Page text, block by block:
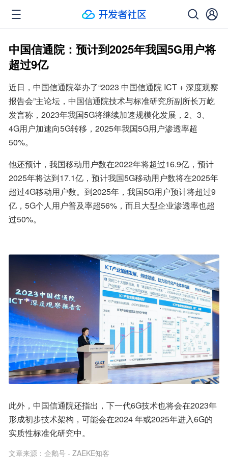
中国信通院：预计到2025年我国5G用户将
超过9亿
近日，中国信通院举办了“2023 中国信通院 ICT + 深度观察
报告会”主论坛，中国信通院技术与标准研究所副所长万屹
发言称，2023年我国5G将继续加速规模化发展，2、3、
4G用户加速向5G转移，2025年我国5G用户渗透率超
50%。
他还预计，我国移动用户数在2022年将超过16.9亿，预计
2025年将达到17.1亿，预计我国5G移动用户数将在2025年
超过4G移动用户数。到2025年，我国5G用户预计将超过9
亿，5G个人用户普及率超56%，而且大型企业渗透率也超
过50%。
此外，中国信通院还指出，下一代6G技术也将会在2023年
形成初步技术架构，可能会在2024 年或2025年进入6G的
实质性标准化研究中。
文章来源： 企鹅号 - ZAEKE知客